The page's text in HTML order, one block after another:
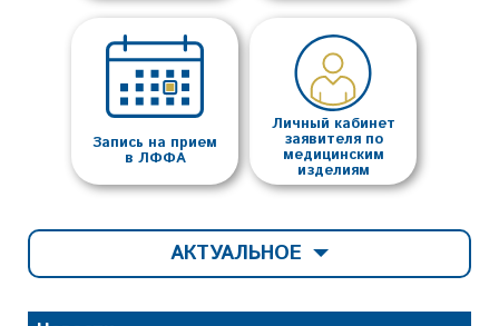
Запись на прием
в ЛФФА
Личный кабинет
заявителя по
медицинским
изделиям
АКТУАЛЬНОЕ